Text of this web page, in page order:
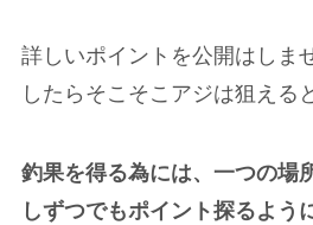
詳しいポイントを公開はしま
したらそこそこアジは狙える
釣果を得る為には、一つの場
しずつでもポイント探るよう